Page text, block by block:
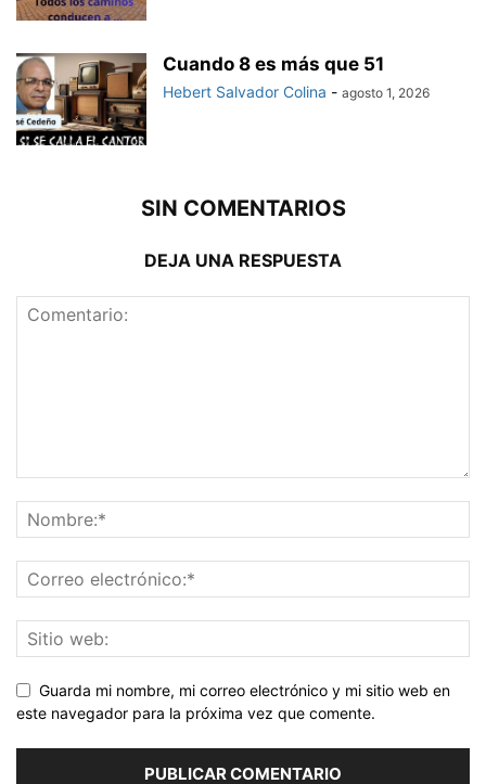
Cuando 8 es más que 51
Hebert Salvador Colina - agosto 1, 2026
SIN COMENTARIOS
DEJA UNA RESPUESTA
Guarda mi nombre, mi correo electrónico y mi sitio web en
este navegador para la próxima vez que comente.